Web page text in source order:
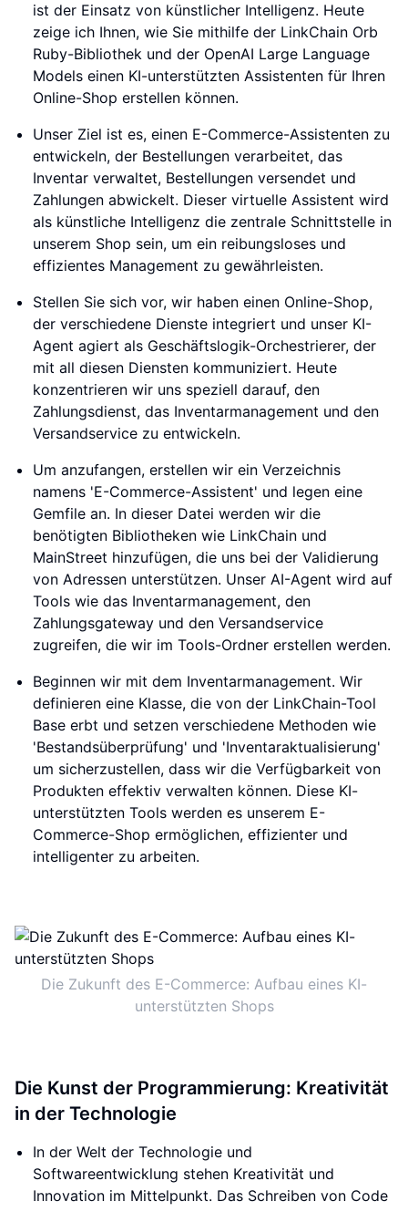
ist der Einsatz von künstlicher Intelligenz. Heute
zeige ich Ihnen, wie Sie mithilfe der LinkChain Orb
Ruby-Bibliothek und der OpenAI Large Language
Models einen KI-unterstützten Assistenten für Ihren
Online-Shop erstellen können.
Unser Ziel ist es, einen E-Commerce-Assistenten zu
entwickeln, der Bestellungen verarbeitet, das
Inventar verwaltet, Bestellungen versendet und
Zahlungen abwickelt. Dieser virtuelle Assistent wird
als künstliche Intelligenz die zentrale Schnittstelle in
unserem Shop sein, um ein reibungsloses und
effizientes Management zu gewährleisten.
Stellen Sie sich vor, wir haben einen Online-Shop,
der verschiedene Dienste integriert und unser KI-
Agent agiert als Geschäftslogik-Orchestrierer, der
mit all diesen Diensten kommuniziert. Heute
konzentrieren wir uns speziell darauf, den
Zahlungsdienst, das Inventarmanagement und den
Versandservice zu entwickeln.
Um anzufangen, erstellen wir ein Verzeichnis
namens 'E-Commerce-Assistent' und legen eine
Gemfile an. In dieser Datei werden wir die
benötigten Bibliotheken wie LinkChain und
MainStreet hinzufügen, die uns bei der Validierung
von Adressen unterstützen. Unser AI-Agent wird auf
Tools wie das Inventarmanagement, den
Zahlungsgateway und den Versandservice
zugreifen, die wir im Tools-Ordner erstellen werden.
Beginnen wir mit dem Inventarmanagement. Wir
definieren eine Klasse, die von der LinkChain-Tool
Base erbt und setzen verschiedene Methoden wie
'Bestandsüberprüfung' und 'Inventaraktualisierung'
um sicherzustellen, dass wir die Verfügbarkeit von
Produkten effektiv verwalten können. Diese KI-
unterstützten Tools werden es unserem E-
Commerce-Shop ermöglichen, effizienter und
intelligenter zu arbeiten.
Die Zukunft des E-Commerce: Aufbau eines KI-
unterstützten Shops
Die Kunst der Programmierung: Kreativität
in der Technologie
In der Welt der Technologie und
Softwareentwicklung stehen Kreativität und
Innovation im Mittelpunkt. Das Schreiben von Code